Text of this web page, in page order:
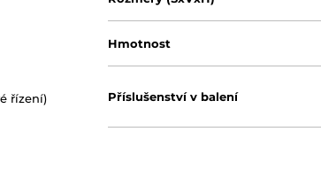
řízení)
Hmotnost
Příslušenství v balení